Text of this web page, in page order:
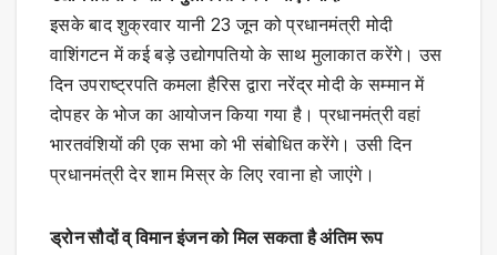
इसके बाद शुक्रवार यानी 23 जून को प्रधानमंत्री मोदी
वाशिंगटन में कई बड़े उद्योगपतियो के साथ मुलाकात करेंगे। उस
दिन उपराष्ट्रपति कमला हैरिस द्वारा नरेंद्र मोदी के सम्मान में
दोपहर के भोज का आयोजन किया गया है। प्रधानमंत्री वहां
भारतवंशियों की एक सभा को भी संबोधित करेंगे। उसी दिन
प्रधानमंत्री देर शाम मिस्र के लिए रवाना हो जाएंगे।
ड्रोन सौदों व् विमान इंजन को मिल सकता है अंतिम रूप